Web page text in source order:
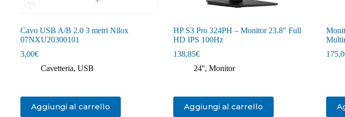
Cavo USB A/B 2.0 3 metri Nilox
07NXU20300101
3,00€
Cavetteria, USB
Aggiungi al carrello
HP S3 Pro 324PH – Monitor 23.8″ Full
HD IPS 100Hz
138,85€
24'', Monitor
Aggiungi al carrello